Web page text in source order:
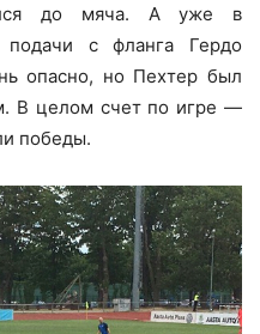
до мяча. А уже в
с фланга Гердо
опасно, но Пехтер был
В целом счет по игре —
победы.